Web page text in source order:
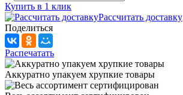
Купить в 1 клик
Рассчитать доставку
Поделиться
Распечатать
Аккуратно упакуем хрупкие товары